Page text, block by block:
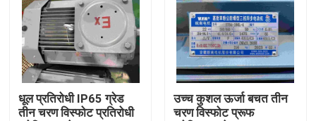
एक उद्धरण का अनुरोध करें
उच्च दक्षता वाली इलेक्ट्रिक मोटर
सिंगल फेज इलेक्ट्रिक मोटर्स
धूल प्रतिरोधी IP65 ग्रेड
तीन चरण विस्फोट प्रतिरोधी
उच्च कुशल ऊर्जा बचत तीन
चरण विस्फोट प्रूफ